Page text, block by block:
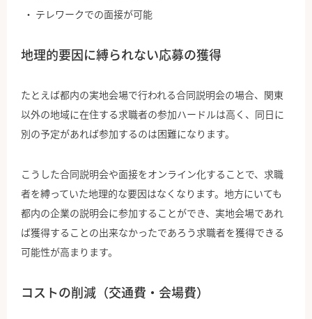
テレワークでの面接が可能
地理的要因に縛られない応募の獲得
たとえば都内の実地会場で行われる合同説明会の場合、関東
以外の地域に在住する求職者の参加ハードルは高く、同日に
別の予定があれば参加するのは困難になります。
こうした合同説明会や面接をオンライン化することで、求職
者を縛っていた地理的な要因はなくなります。地方にいても
都内の企業の説明会に参加することができ、実地会場であれ
ば獲得することの出来なかったであろう求職者を獲得できる
可能性が高まります。
コストの削減（交通費・会場費）